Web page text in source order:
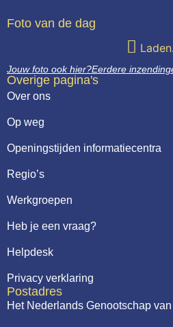
Foto van de dag
Jouw foto ook hier?Eerdere
Overige pagina's
Over ons
Op weg
Openingstijden informatiecentra
Regio’s
Werkgroepen
Heb je een vraag?
Helpdesk
Privacy verklaring
Postadres
Het Nederlands Genootschap